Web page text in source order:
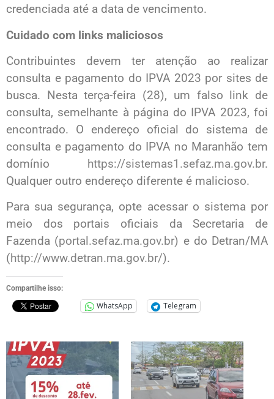
credenciada até a data de vencimento.
Cuidado com links maliciosos
Contribuintes devem ter atenção ao realizar
consulta e pagamento do IPVA 2023 por sites de
busca. Nesta terça-feira (28), um falso link de
consulta, semelhante à página do IPVA 2023, foi
encontrado. O endereço oficial do sistema de
consulta e pagamento do IPVA no Maranhão tem
domínio https://sistemas1.sefaz.ma.gov.br.
Qualquer outro endereço diferente é malicioso.
Para sua segurança, opte acessar o sistema por
meio dos portais oficiais da Secretaria de
Fazenda (portal.sefaz.ma.gov.br) e do Detran/MA
(http://www.detran.ma.gov.br/).
Compartilhe isso:
WhatsApp Telegram